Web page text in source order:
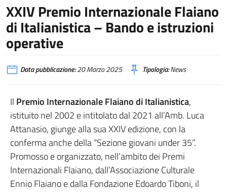
XXIV Premio Internazionale Flaiano
di Italianistica – Bando e istruzioni
operative
Data pubblicazione:20 Marzo 2025 Tipologia:News
Il Premio Internazionale Flaiano di Italianistica,
istituito nel 2002 e intitolato dal 2021 all’Amb. Luca
Attanasio, giunge alla sua XXIV edizione, con la
conferma anche della “Sezione giovani under 35”.
Promosso e organizzato, nell’ambito dei Premi
Internazionali Flaiano, dall’Associazione Culturale
Ennio Flaiano e dalla Fondazione Edoardo Tiboni, il